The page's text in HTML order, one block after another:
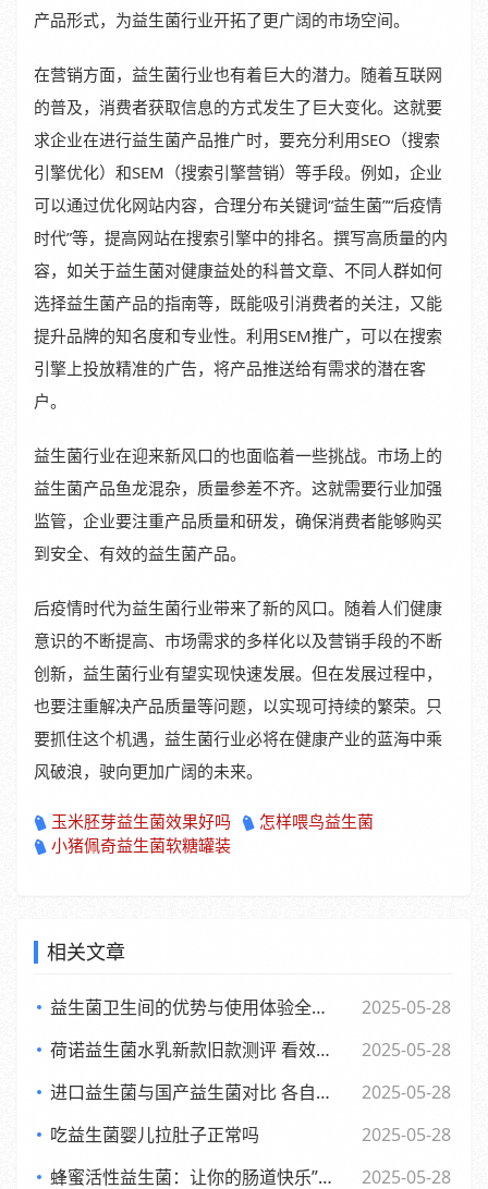
产品形式，为益生菌行业开拓了更广阔的市场空间。
在营销方面，益生菌行业也有着巨大的潜力。随着互联网
的普及，消费者获取信息的方式发生了巨大变化。这就要
求企业在进行益生菌产品推广时，要充分利用SEO（搜索
引擎优化）和SEM（搜索引擎营销）等手段。例如，企业
可以通过优化网站内容，合理分布关键词“益生菌”“后疫情
时代”等，提高网站在搜索引擎中的排名。撰写高质量的内
容，如关于益生菌对健康益处的科普文章、不同人群如何
选择益生菌产品的指南等，既能吸引消费者的关注，又能
提升品牌的知名度和专业性。利用SEM推广，可以在搜索
引擎上投放精准的广告，将产品推送给有需求的潜在客
户。
益生菌行业在迎来新风口的也面临着一些挑战。市场上的
益生菌产品鱼龙混杂，质量参差不齐。这就需要行业加强
监管，企业要注重产品质量和研发，确保消费者能够购买
到安全、有效的益生菌产品。
后疫情时代为益生菌行业带来了新的风口。随着人们健康
意识的不断提高、市场需求的多样化以及营销手段的不断
创新，益生菌行业有望实现快速发展。但在发展过程中，
也要注重解决产品质量等问题，以实现可持续的繁荣。只
要抓住这个机遇，益生菌行业必将在健康产业的蓝海中乘
风破浪，驶向更加广阔的未来。
玉米胚芽益生菌效果好吗
怎样喂鸟益生菌
小猪佩奇益生菌软糖罐装
相关文章
益生菌卫生间的优势与使用体验全面解析
2025-05-28
荷诺益生菌水乳新款旧款测评 看效果差异与使用感受
2025-05-28
进口益生菌与国产益生菌对比 各自优势及消费者该如何选择
2025-05-28
吃益生菌婴儿拉肚子正常吗
2025-05-28
蜂蜜活性益生菌：让你的肠道快乐”起来，享受生活每一天
2025-05-28